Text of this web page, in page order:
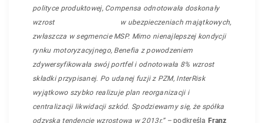
polityce produktowej, Compensa odnotowała doskonały
wzrost w ubezpieczeniach majątkowych,
zwłaszcza w segmencie MSP. Mimo nienajlepszej kondycji
rynku motoryzacyjnego, Benefia z powodzeniem
zdywersyfikowała swój portfel i odnotowała 8% wzrost
składki przypisanej. Po udanej fuzji z PZM, InterRisk
wyjątkowo szybko realizuje plan reorganizacji i
centralizacji likwidacji szkód. Spodziewamy się, że spółka
odzyska tendencję wzrostową w 2013r.” –podkreśla Franz